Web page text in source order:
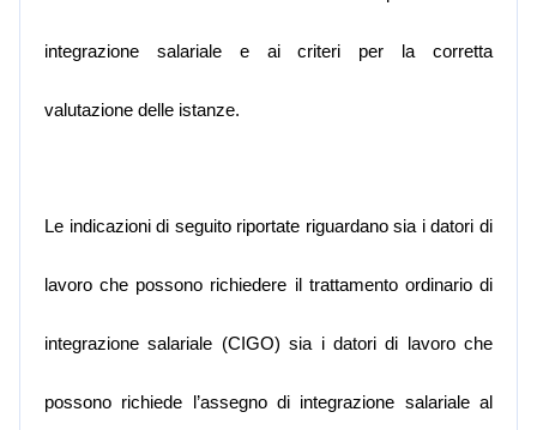
integrazione salariale e ai criteri per la corretta
valutazione delle istanze.
Le indicazioni di seguito riportate riguardano sia i datori di
lavoro che possono richiedere il trattamento ordinario di
integrazione salariale (CIGO) sia i datori di lavoro che
possono richiede l’assegno di integrazione salariale al